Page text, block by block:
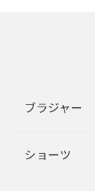
ブラジャー
ショーツ